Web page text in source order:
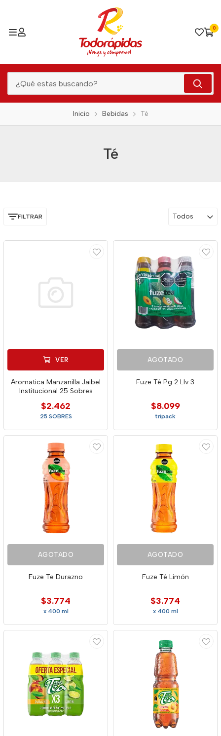
0
Inicio Bebidas Té
Té
FILTRAR Todos
VER
Aromatica Manzanilla Jaibel
Institucional 25 Sobres
$2.462
25 SOBRES
AGOTADO
Fuze Té Pg 2 Llv 3
$8.099
tripack
AGOTADO
Fuze Te Durazno
$3.774
x 400 ml
AGOTADO
Fuze Té Limón
$3.774
x 400 ml